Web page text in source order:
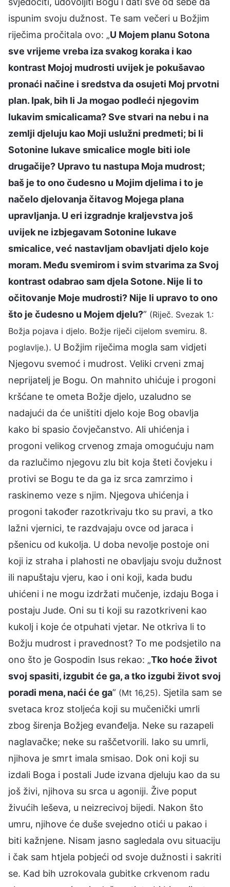
ispunim svoju dužnost. Te sam večeri u Božjim
riječima pročitala ovo: „U Mojem planu Sotona
sve vrijeme vreba iza svakog koraka i kao
kontrast Mojoj mudrosti uvijek je pokušavao
pronaći načine i sredstva da osujeti Moj prvotni
plan. Ipak, bih li Ja mogao podleći njegovim
lukavim smicalicama? Sve stvari na nebu i na
zemlji djeluju kao Moji uslužni predmeti; bi li
Sotonine lukave smicalice mogle biti iole
drugačije? Upravo tu nastupa Moja mudrost;
baš je to ono čudesno u Mojim djelima i to je
načelo djelovanja čitavog Mojega plana
upravljanja. U eri izgradnje kraljevstva još
uvijek ne izbjegavam Sotonine lukave
smicalice, već nastavljam obavljati djelo koje
moram. Među svemirom i svim stvarima za Svoj
kontrast odabrao sam djela Sotone. Nije li to
očitovanje Moje mudrosti? Nije li upravo to ono
što je čudesno u Mojem djelu?” (Riječ. Svezak 1.:
Božja pojava i djelo. Božje riječi cijelom svemiru. 8.
poglavlje.). U Božjim riječima mogla sam vidjeti
Njegovu svemoć i mudrost. Veliki crveni zmaj
neprijatelj je Bogu. On mahnito uhićuje i progoni
kršćane te ometa Božje djelo, uzaludno se
nadajući da će uništiti djelo koje Bog obavlja
kako bi spasio čovječanstvo. Ali uhićenja i
progoni velikog crvenog zmaja omogućuju nam
da razlučimo njegovu zlu bit koja šteti čovjeku i
protivi se Bogu te da ga iz srca zamrzimo i
raskinemo veze s njim. Njegova uhićenja i
progoni također razotkrivaju tko su pravi, a tko
lažni vjernici, te razdvajaju ovce od jaraca i
pšenicu od kukolja. U doba nevolje postoje oni
koji iz straha i plahosti ne obavljaju svoju dužnost
ili napuštaju vjeru, kao i oni koji, kada budu
uhićeni i ne mogu izdržati mučenje, izdaju Boga i
postaju Jude. Oni su ti koji su razotkriveni kao
kukolj i koje će otpuhati vjetar. Ne otkriva li to
Božju mudrost i pravednost? To me podsjetilo na
ono što je Gospodin Isus rekao: „Tko hoće život
svoj spasiti, izgubit će ga, a tko izgubi život svoj
poradi mena, naći će ga” (Mt 16,25). Sjetila sam se
svetaca kroz stoljeća koji su mučenički umrli
zbog širenja Božjeg evanđelja. Neke su razapeli
naglavačke; neke su raščetvorili. Iako su umrli,
njihova je smrt imala smisao. Dok oni koji su
izdali Boga i postali Jude izvana djeluju kao da su
još živi, njihova su srca u agoniji. Žive poput
živućih leševa, u neizrecivoj bijedi. Nakon što
umru, njihove će duše svejedno otići u pakao i
biti kažnjene. Nisam jasno sagledala ovu situaciju
i čak sam htjela pobjeći od svoje dužnosti i sakriti
se. Kad bih uzrokovala gubitke crkvenom radu